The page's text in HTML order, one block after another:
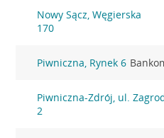
Nowy Sącz, Węgierska
170
Piwniczna, Rynek 6
Piwniczna-Zdrój, ul.
2